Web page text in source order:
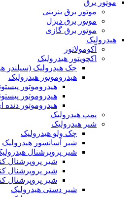
موتور برق
موتور برق بنزینی
موتور برق دیزل
موتور برق گازی
هیدرولیک
آکومولاتور
اکچویتور هیدرولیک
جک هیدرولیک (سیلندر
هیدروموتور هیدرولیک
هیدروموتور
هیدروموتور
هیدروموتور دنده
پمپ هیدرولیک
شیر هیدرولیک
چک ولو هیدرولیک
شیر آسانسور هیدرولیک
شیر پروپرشنال
شیر پروپرشنال
شیر پروپرشنال
شیر پروپرشنال
شیر دستی هیدرولیک